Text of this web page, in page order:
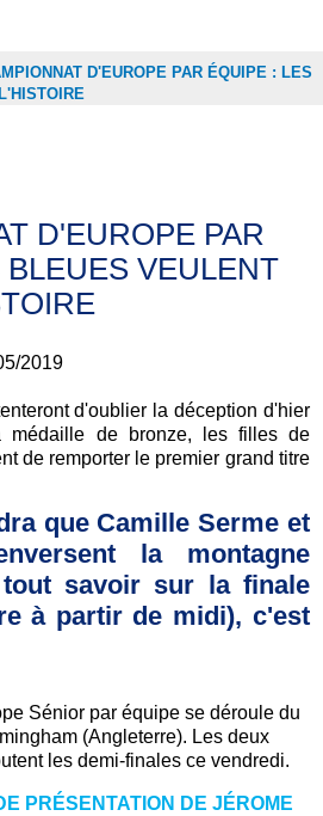
D'EUROPE PAR ÉQUIPE : LES
D'EUROPE PAR
VEULENT
2019
d'oublier la déception d'hier
médaille de bronze, les filles de
de remporter le premier grand titre
que Camille Serme et
la montagne
savoir sur la finale
à partir de midi), c'est
Sénior par équipe se déroule du
(Angleterre). Les deux
les demi-finales ce vendredi.
PRÉSENTATION DE JÉROME